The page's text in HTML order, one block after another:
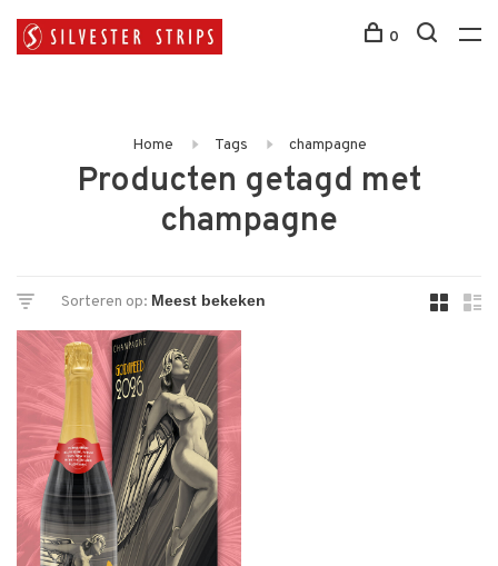
0
Home Tags champagne
Producten getagd met
champagne
Sorteren op: